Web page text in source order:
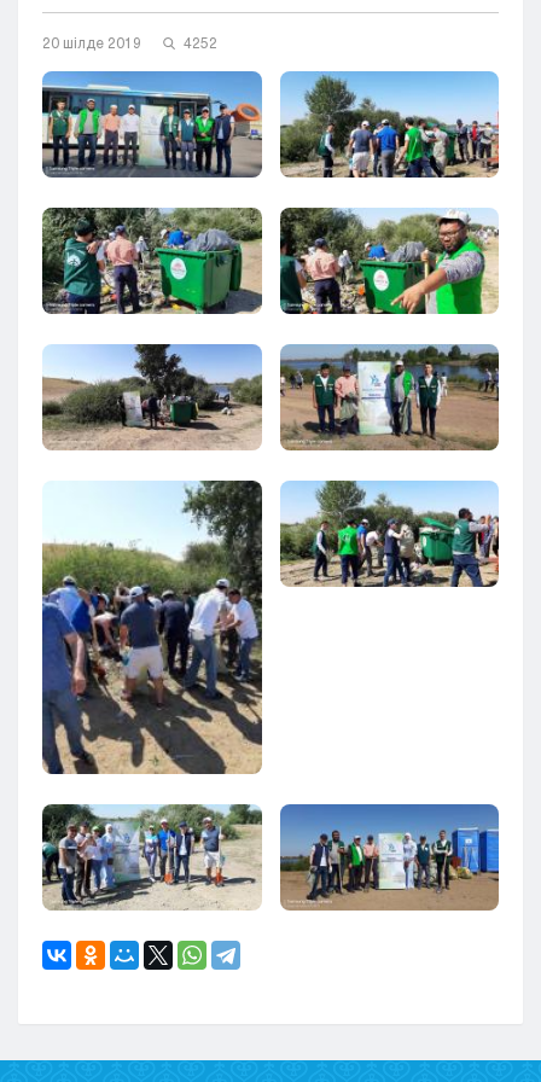
Павлодар
Петропавловск
Семей
Талдыкорган
Тараз
Уральск
Усть-Каменогорск
Шымкент
20 шілде 2019 4252